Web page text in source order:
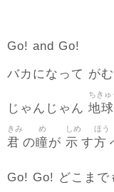
Go! and Go!
バカになって が
じゃんじゃん 地球
ちきゅ
君
きみ
の瞳
め
が 示
しめ
す方
ほう
Go! Go! どこまで